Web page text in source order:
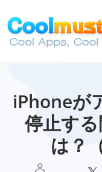
iPhoneが
停止す
は？